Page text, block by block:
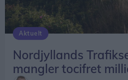
Aktuelt
Nordjyllands
mangler tocifret